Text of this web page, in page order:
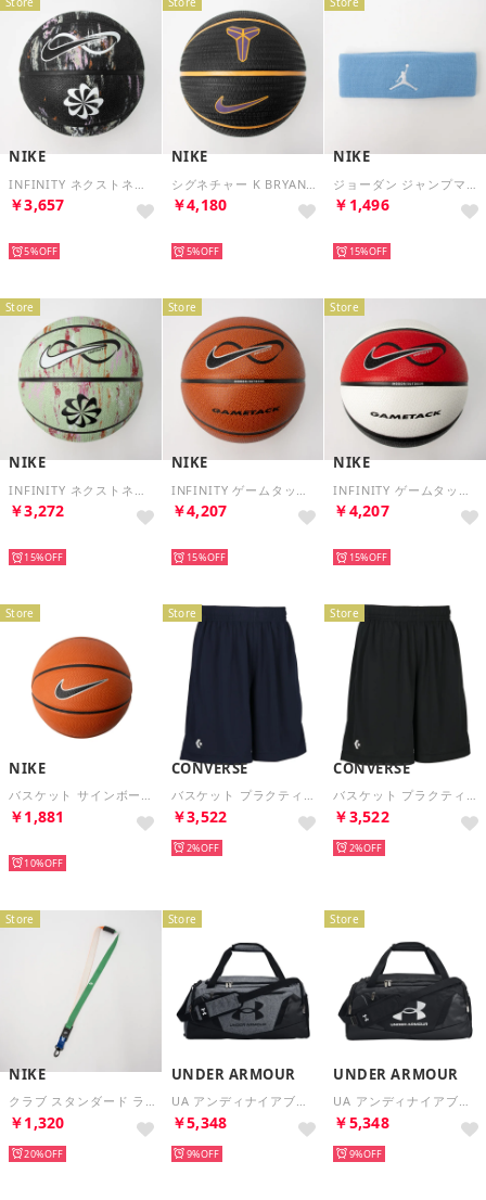
NIKE
￥3,657
5%
NIKE
￥4,180
5%
NIKE
￥1,496
15%
Store
NIKE
￥3,272
15%
Store
NIKE
￥4,207
15%
Store
NIKE
￥4,207
15%
Store
NIKE
バスケット サインボール （アンバー/ブラック/ホワイト/ブラック）
￥1,881
10%
Store
CONVERSE
バスケット プラクティスパンツ ポケット付き CB250812 （2900 ネイビー）
￥3,522
2%
Store
CONVERSE
バスケット プラクティスパンツ ポケット付き CB250812 （1900 ブラック）
￥3,522
2%
Store
NIKE
クラブ スタンダード ランヤード （クラシックグリーン/チョーク/ホワイト）
￥1,320
20%
Store
UNDER ARMOUR
UA アンディナイアブル5．0 ダッフルバッグ Sサイズ （PITCH GY MED）
￥5,348
9%
Store
UNDER ARMOUR
UA アンディナイアブル5．0 ダッフルバッグ Sサイズ （BK/METALLIC）
￥5,348
9%